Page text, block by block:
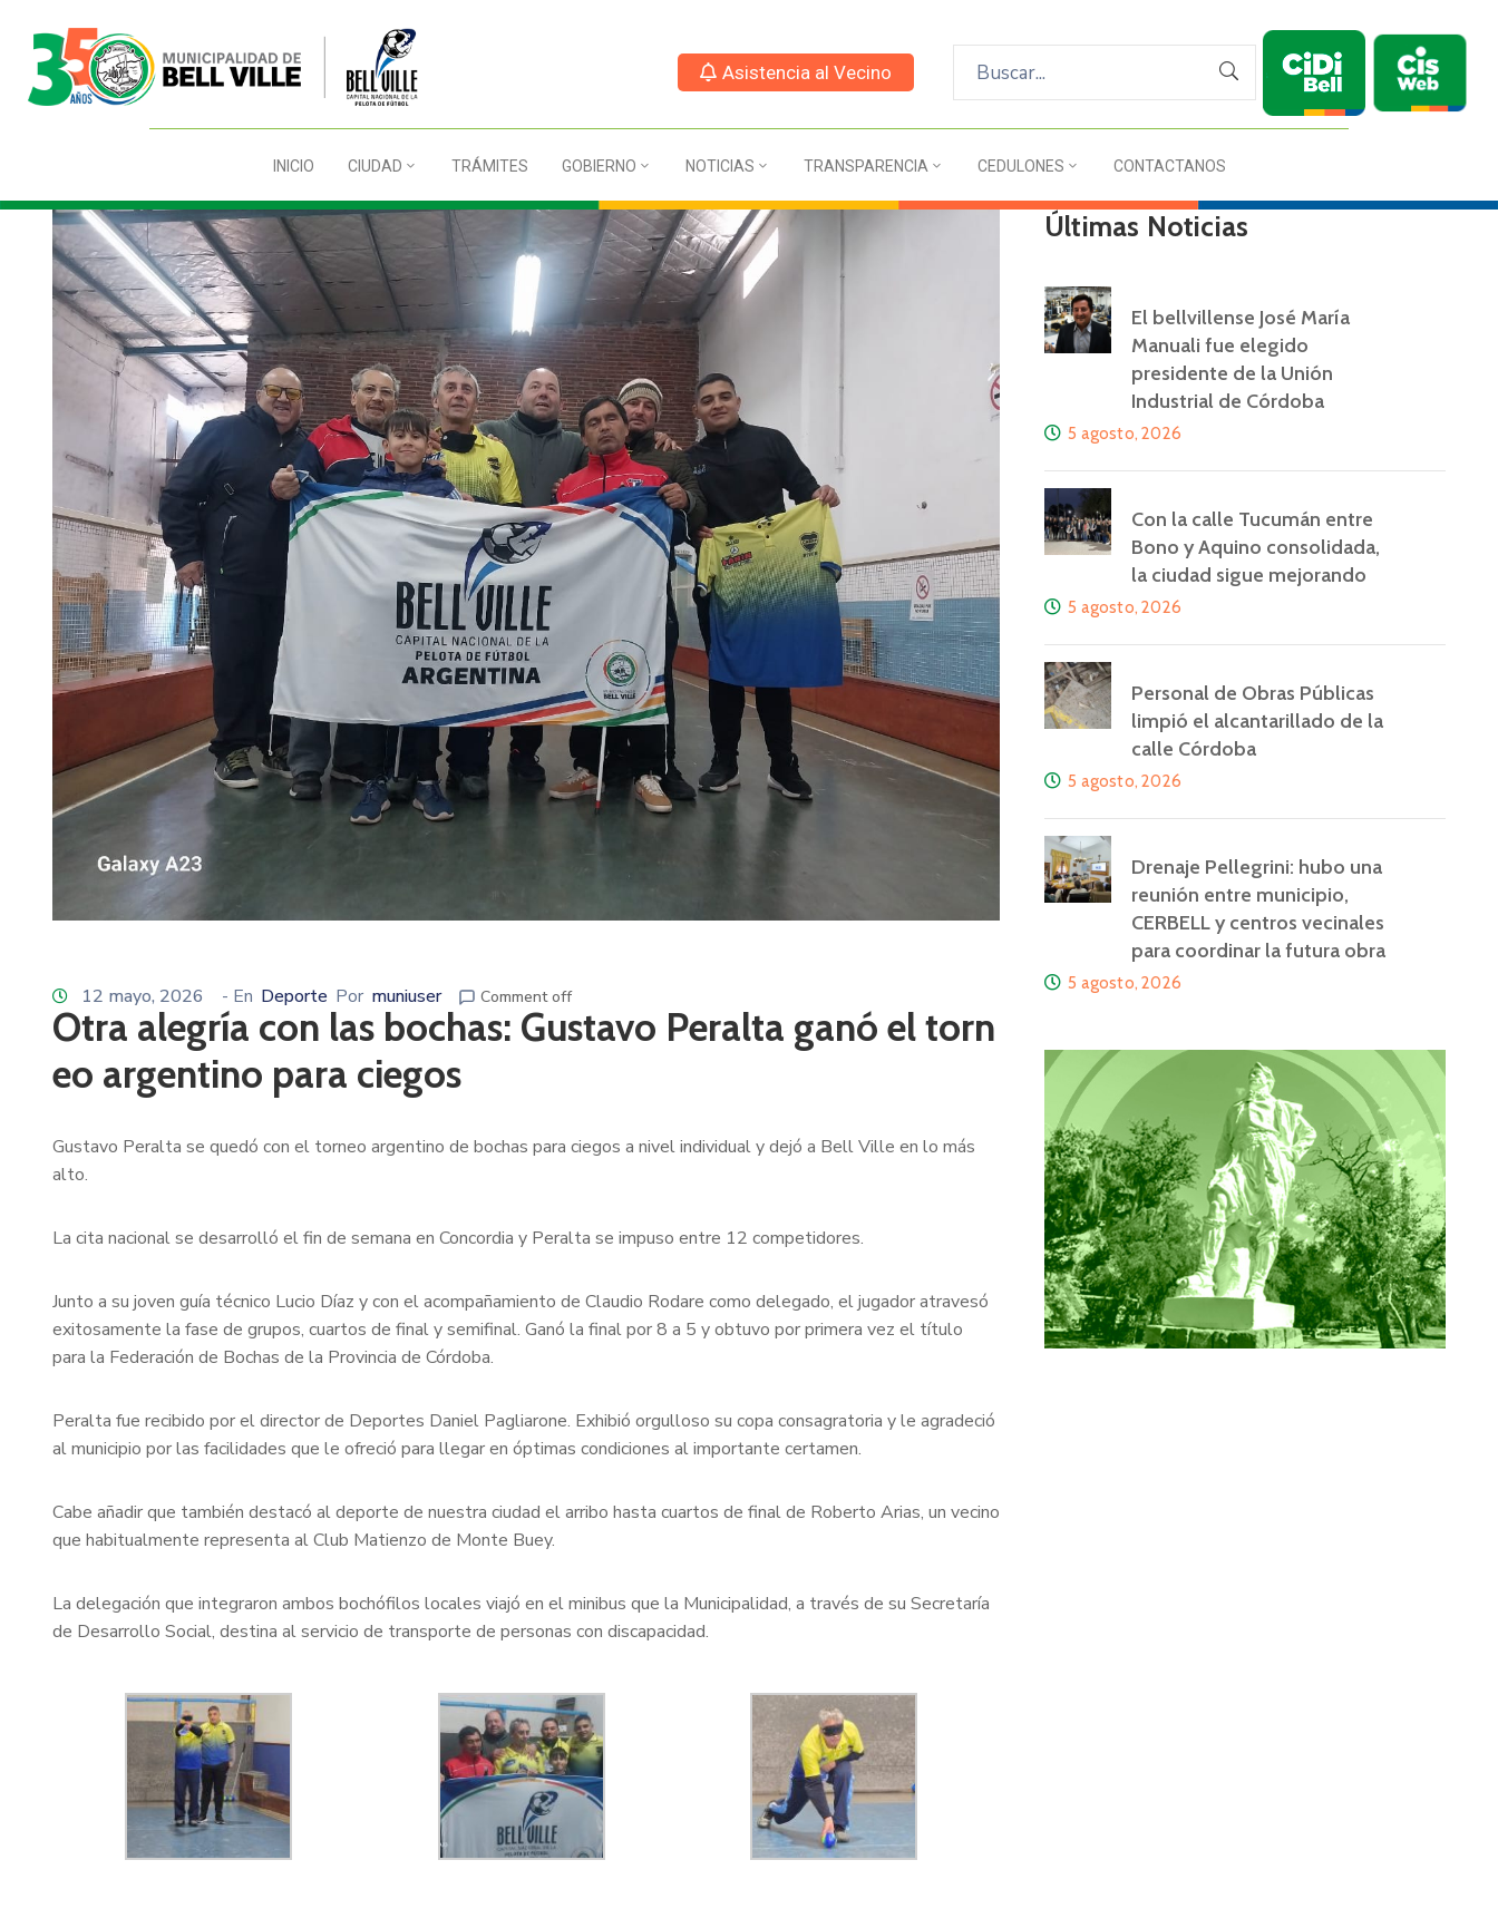
Asistencia al Vecino
INICIO CIUDAD TRÁMITES GOBIERNO NOTICIAS TRANSPARENCIA CEDULONES CONTACTANOS
12 mayo, 2026 - En Deporte Por muniuser Comment off
Otra alegría con las bochas: Gustavo Peralta ganó el torn
eo argentino para ciegos
Gustavo Peralta se quedó con el torneo argentino de bochas para ciegos a nivel individual y dejó a Bell Ville en lo más
alto.
La cita nacional se desarrolló el fin de semana en Concordia y Peralta se impuso entre 12 competidores.
Junto a su joven guía técnico Lucio Díaz y con el acompañamiento de Claudio Rodare como delegado, el jugador atravesó
exitosamente la fase de grupos, cuartos de final y semifinal. Ganó la final por 8 a 5 y obtuvo por primera vez el título
para la Federación de Bochas de la Provincia de Córdoba.
Peralta fue recibido por el director de Deportes Daniel Pagliarone. Exhibió orgulloso su copa consagratoria y le agradeció
al municipio por las facilidades que le ofreció para llegar en óptimas condiciones al importante certamen.
Cabe añadir que también destacó al deporte de nuestra ciudad el arribo hasta cuartos de final de Roberto Arias, un vecino
que habitualmente representa al Club Matienzo de Monte Buey.
La delegación que integraron ambos bochófilos locales viajó en el minibus que la Municipalidad, a través de su Secretaría
de Desarrollo Social, destina al servicio de transporte de personas con discapacidad.
Últimas Noticias
El bellvillense José María
Manuali fue elegido
presidente de la Unión
Industrial de Córdoba
5 agosto, 2026
Con la calle Tucumán entre
Bono y Aquino consolidada,
la ciudad sigue mejorando
5 agosto, 2026
Personal de Obras Públicas
limpió el alcantarillado de la
calle Córdoba
5 agosto, 2026
Drenaje Pellegrini: hubo una
reunión entre municipio,
CERBELL y centros vecinales
para coordinar la futura obra
5 agosto, 2026